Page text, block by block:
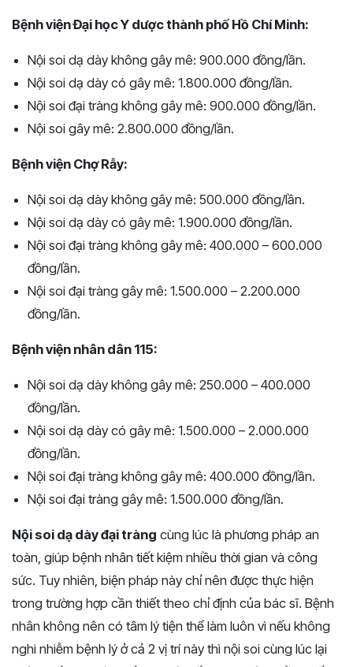
Bệnh viện Đại học Y dược thành phố Hồ Chí Minh:
Nội soi dạ dày không gây mê: 900.000 đồng/lần.
Nội soi dạ dày có gây mê: 1.800.000 đồng/lần.
Nội soi đại tràng không gây mê: 900.000 đồng/lần.
Nội soi gây mê: 2.800.000 đồng/lần.
Bệnh viện Chợ Rẫy:
Nội soi dạ dày không gây mê: 500.000 đồng/lần.
Nội soi dạ dày có gây mê: 1.900.000 đồng/lần.
Nội soi đại tràng không gây mê: 400.000 – 600.000
đồng/lần.
Nội soi đại tràng gây mê: 1.500.000 – 2.200.000
đồng/lần.
Bệnh viện nhân dân 115:
Nội soi dạ dày không gây mê: 250.000 – 400.000
đồng/lần.
Nội soi dạ dày có gây mê: 1.500.000 – 2.000.000
đồng/lần.
Nội soi đại tràng không gây mê: 400.000 đồng/lần.
Nội soi đại tràng gây mê: 1.500.000 đồng/lần.
Nội soi dạ dày đại tràng cùng lúc là phương pháp an
toàn, giúp bệnh nhân tiết kiệm nhiều thời gian và công
sức. Tuy nhiên, biện pháp này chỉ nên được thực hiện
trong trường hợp cần thiết theo chỉ định của bác sĩ. Bệnh
nhân không nên có tâm lý tiện thể làm luôn vì nếu không
nghi nhiễm bệnh lý ở cả 2 vị trí này thì nội soi cùng lúc lại